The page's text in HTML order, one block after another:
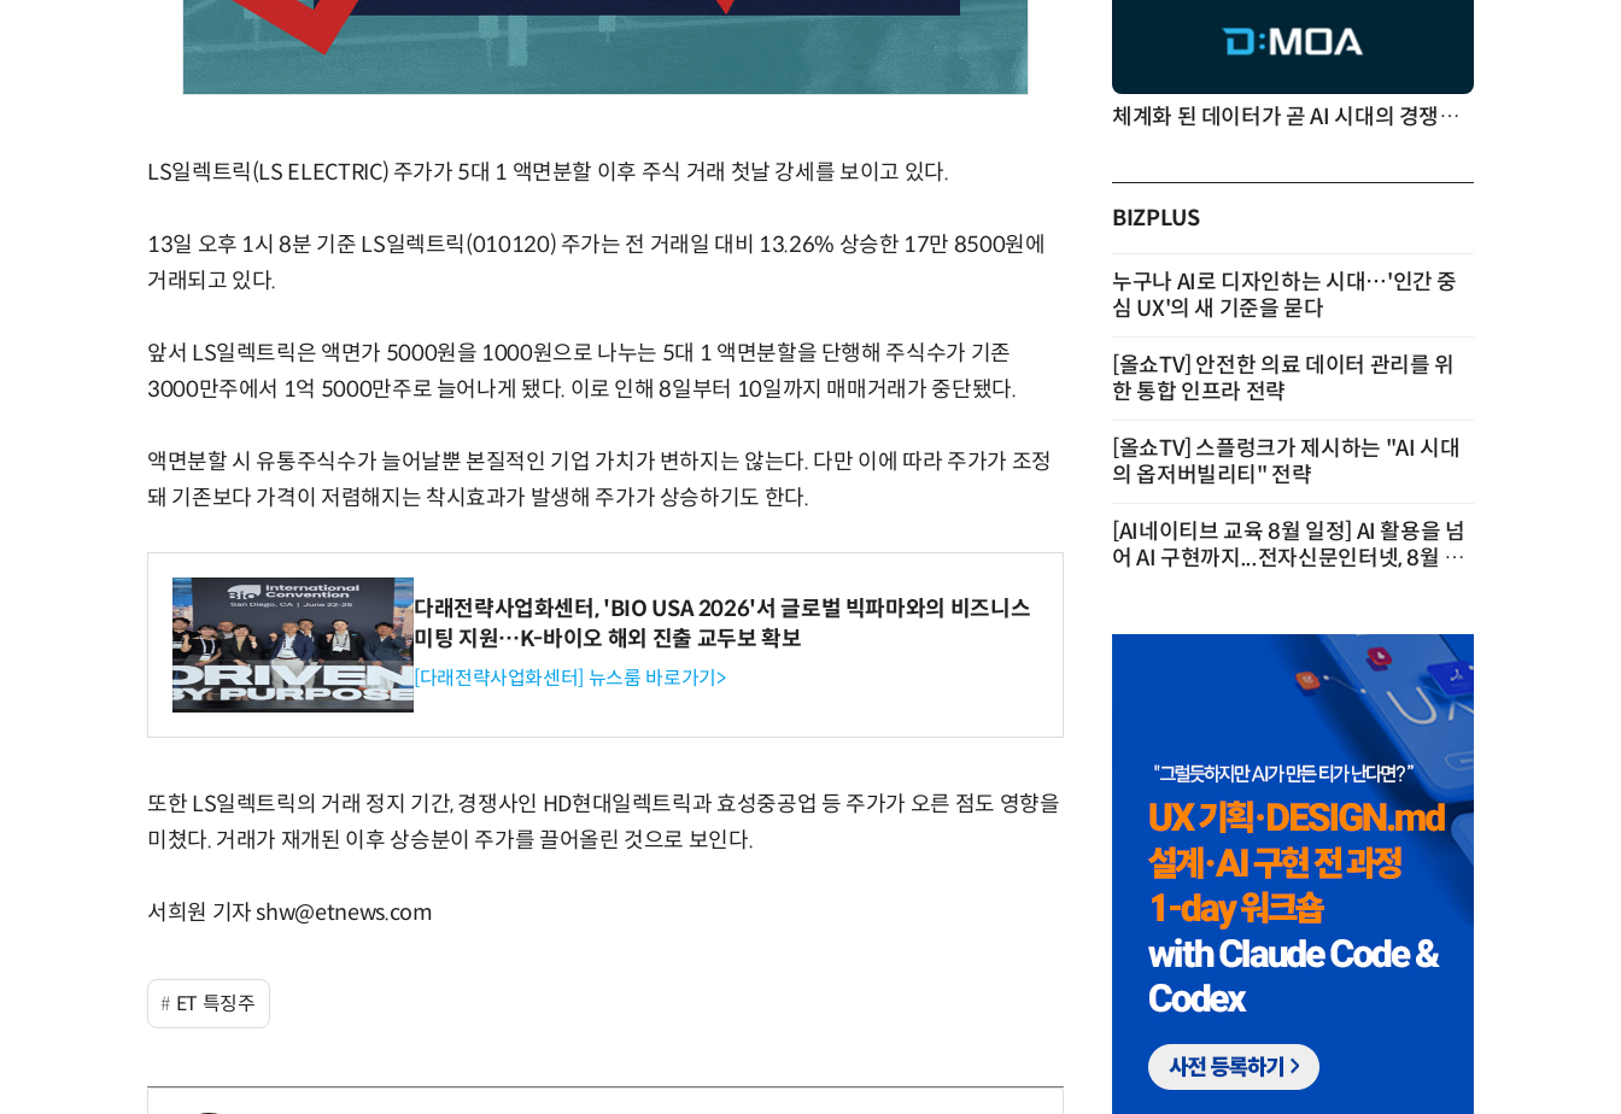
LS일렉트릭(LS ELECTRIC) 주가가 5대 1 액면분할 이후 주식 거래 첫날 강세를 보이고 있다.
13일 오후 1시 8분 기준 LS일렉트릭(010120) 주가는 전 거래일 대비 13.26% 상승한 17만 8500원에
거래되고 있다.
앞서 LS일렉트릭은 액면가 5000원을 1000원으로 나누는 5대 1 액면분할을 단행해 주식수가 기존
3000만주에서 1억 5000만주로 늘어나게 됐다. 이로 인해 8일부터 10일까지 매매거래가 중단됐다.
액면분할 시 유통주식수가 늘어날뿐 본질적인 기업 가치가 변하지는 않는다. 다만 이에 따라 주가가 조정
돼 기존보다 가격이 저렴해지는 착시효과가 발생해 주가가 상승하기도 한다.
다래전략사업화센터, 'BIO USA 2026'서 글로벌 빅파마와의 비즈니스
미팅 지원…K-바이오 해외 진출 교두보 확보
[다래전략사업화센터] 뉴스룸 바로가기>
또한 LS일렉트릭의 거래 정지 기간, 경쟁사인 HD현대일렉트릭과 효성중공업 등 주가가 오른 점도 영향을
미쳤다. 거래가 재개된 이후 상승분이 주가를 끌어올린 것으로 보인다.
서희원 기자 shw@etnews.com
ET 특징주
체계화 된 데이터가 곧 AI 시대의 경쟁력이다
BIZPLUS
누구나 AI로 디자인하는 시대…'인간 중
심 UX'의 새 기준을 묻다
[올쇼TV] 안전한 의료 데이터 관리를 위
한 통합 인프라 전략
[올쇼TV] 스플렁크가 제시하는 "AI 시대
의 옵저버빌리티" 전략
[AI네이티브 교육 8월 일정] AI 활용을 넘
어 AI 구현까지...전자신문인터넷, 8월 실